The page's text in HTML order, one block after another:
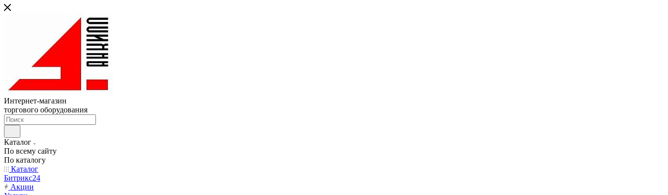
Интернет-магазин
торгового оборудования
Каталог
По всему сайту
По каталогу
Каталог
Битрикс24
Акции